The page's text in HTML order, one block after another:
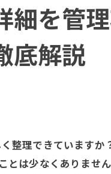
細を管
底解説
整理できています
とは少なくありませ